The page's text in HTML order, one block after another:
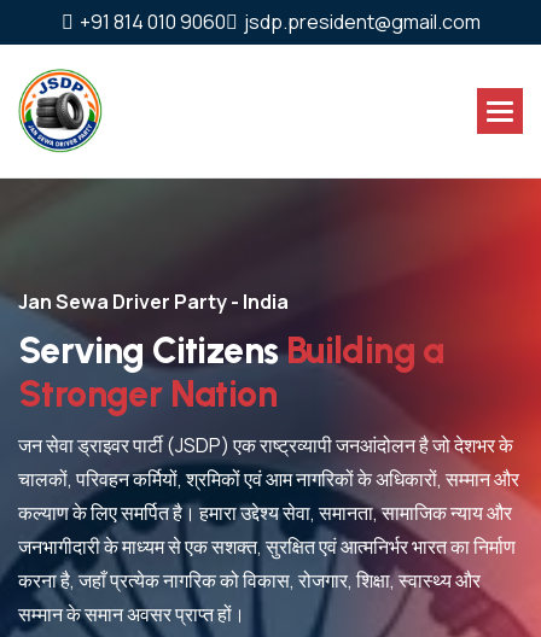
+91 814 010 9060 jsdp.president@gmail.com
Jan Sewa Driver Party - India
Serving CitizensBuilding a
Stronger Nation
जन सेवा ड्राइवर पार्टी (JSDP) एक राष्ट्रव्यापी जनआंदोलन है जो देशभर के
चालकों, परिवहन कर्मियों, श्रमिकों एवं आम नागरिकों के अधिकारों, सम्मान और
कल्याण के लिए समर्पित है। हमारा उद्देश्य सेवा, समानता, सामाजिक न्याय और
जनभागीदारी के माध्यम से एक सशक्त, सुरक्षित एवं आत्मनिर्भर भारत का निर्माण
करना है, जहाँ प्रत्येक नागरिक को विकास, रोजगार, शिक्षा, स्वास्थ्य और
सम्मान के समान अवसर प्राप्त हों।